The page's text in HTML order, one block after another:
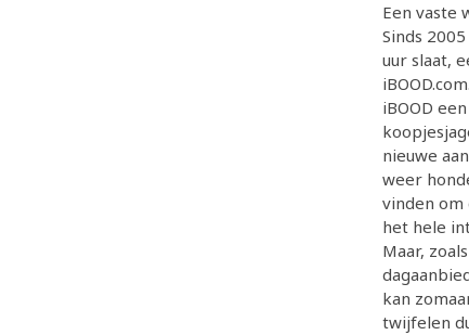
Een vaste
Sinds
uur slaat,
iBOOD
nieuwe
weer
vinden om
het hele
Maar,
kan
twijfelen